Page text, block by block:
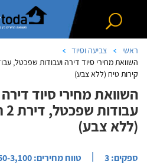
ראשי
צביעה וסיוד
קירות טיח (ללא צבע)
השוואת מחירי סיוד
(ללא צבע)
ספקים: 3 | טווח מחירים: ₪1,750-3,100